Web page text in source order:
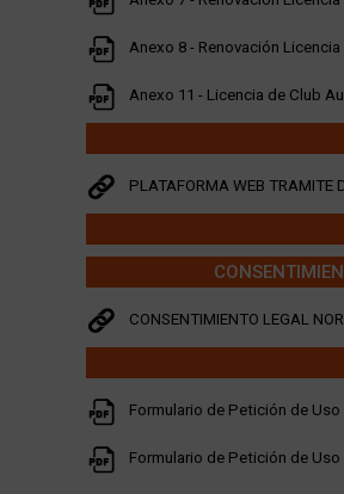
Anexo 8 - Renovación
Anexo 11 - Licencia de Club
PLATAFORMA WEB TRAMITE
CONSENTIMIENTO LEGAL
Formulario de Petición de Uso
Formulario de Petición de Uso